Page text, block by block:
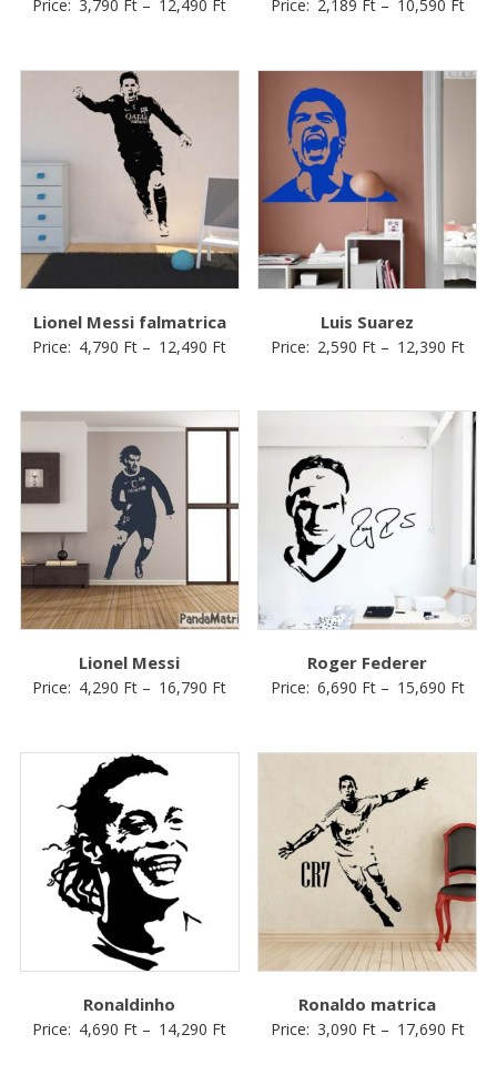
Price: 3,790 Ft – 12,490 Ft Price: 2,189 Ft– 10,590 Ft
Lionel Messi falmatrica
Price: 4,790 Ft – 12,490 Ft
Luis Suarez
Price: 2,590 Ft– 12,390 Ft
Lionel Messi
Price: 4,290 Ft – 16,790 Ft
Roger Federer
Price: 6,690 Ft– 15,690 Ft
Ronaldinho
Price: 4,690 Ft – 14,290 Ft
Ronaldo matrica
Price: 3,090 Ft– 17,690 Ft